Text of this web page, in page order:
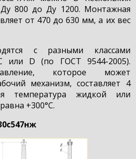
800 до Ду 1200. Монтажная
от 470 до 630 мм, а их вес
с разными классами
или D (по ГОСТ 9544-2005).
которое может
механизм, составляет 4
температура жидкой или
+300°С.